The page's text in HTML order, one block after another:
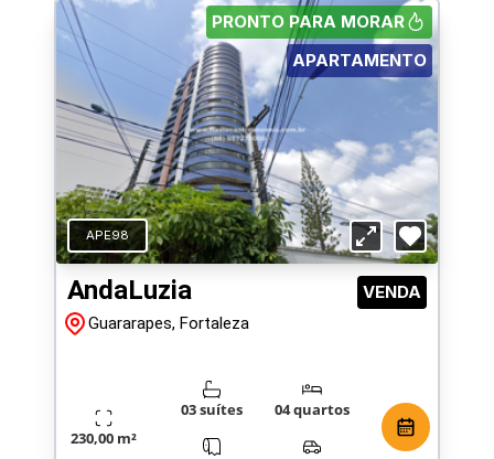
APE98
APARTAMENTO
PRONTO PARA MORAR
AndaLuzia VENDA
Guararapes, Fortaleza
230,00 m²
03 suítes 04 quartos